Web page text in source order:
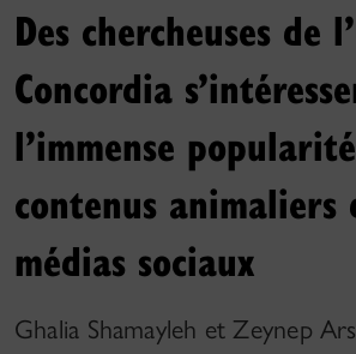
Des chercheuses de
Concordia
l’immense
contenus animaliers
médias sociaux
Ghalia Shamayleh et Zeynep